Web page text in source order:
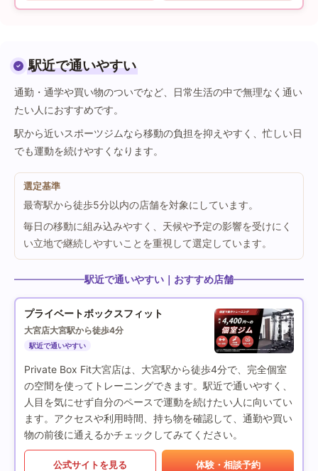
駅近で通いやすい
通勤・通学や買い物のついでなど、日常生活の中で無理なく通い
たい人におすすめです。
駅から近いスポーツジムなら移動の負担を抑えやすく、忙しい日
でも運動を続けやすくなります。
選定基準
最寄駅から徒歩5分以内の店舗を対象にしています。
毎日の移動に組み込みやすく、天候や予定の影響を受けにく
い立地で継続しやすいことを重視して選定しています。
駅近で通いやすい｜おすすめ店舗
プライベートボックスフィット
大宮店大宮駅から徒歩4分
駅近で通いやすい
Private Box Fit大宮店は、大宮駅から徒歩4分で、完全個室
の空間を使ってトレーニングできます。駅近で通いやすく、
人目を気にせず自分のペースで運動を続けたい人に向いてい
ます。アクセスや利用時間、持ち物を確認して、通勤や買い
物の前後に通えるかチェックしてみてください。
公式サイトを見る 体験・相談予約